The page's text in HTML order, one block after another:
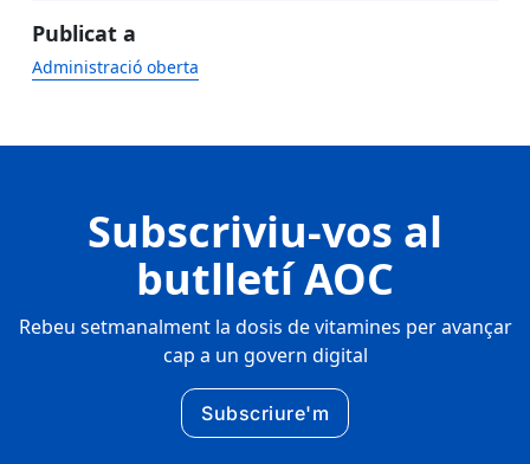
Publicat a
Administració oberta
Subscriviu-vos al
butlletí AOC
Rebeu setmanalment la dosis de vitamines per avançar
cap a un govern digital
Subscriure'm